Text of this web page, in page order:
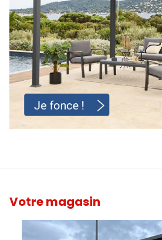
Votre magasin